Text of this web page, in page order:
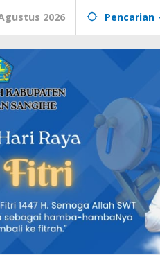
2026 Pencarian